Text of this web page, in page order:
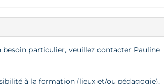
particulier, veuillez contacter Pauline
à la formation (lieux et/ou pédagogie),